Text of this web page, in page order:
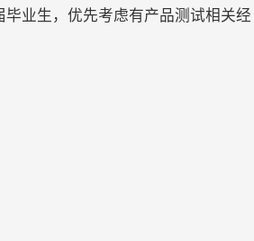
业生，优先考虑有产品测试相关经